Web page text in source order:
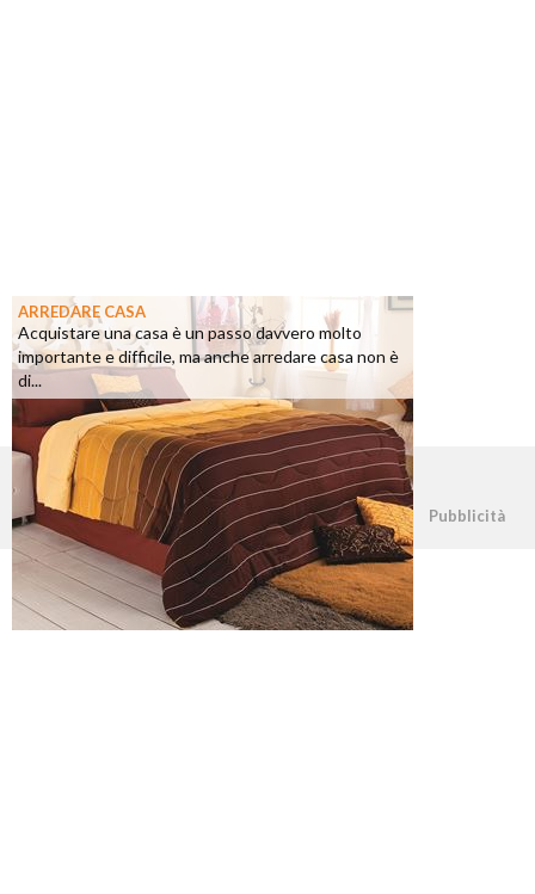
ARREDARE CASA
Acquistare una casa è un passo davvero molto
importante e difficile, ma anche arredare casa non è
di...
©2026 - casapratica.net - p.iva 03338800984 Pubblicità